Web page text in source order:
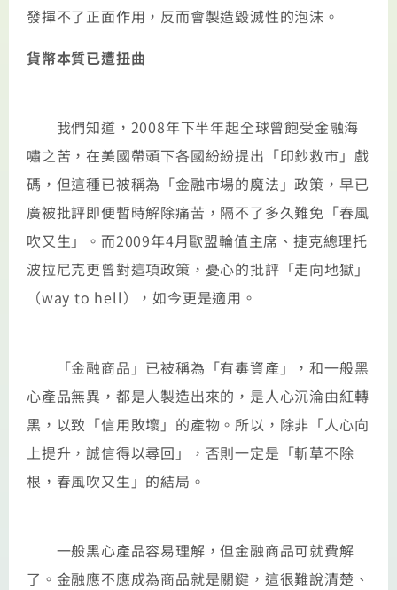
發揮不了正面作用，反而會製造毀滅性的泡沫。
貨幣本質已遭扭曲
我們知道，2008年下半年起全球曾飽受金融海
嘯之苦，在美國帶頭下各國紛紛提出「印鈔救市」戲
碼，但這種已被稱為「金融市場的魔法」政策，早已
廣被批評即便暫時解除痛苦，隔不了多久難免「春風
吹又生」。而2009年4月歐盟輪值主席、捷克總理托
波拉尼克更曾對這項政策，憂心的批評「走向地獄」
（way to hell），如今更是適用。
「金融商品」已被稱為「有毒資產」，和一般黑
心產品無異，都是人製造出來的，是人心沉淪由紅轉
黑，以致「信用敗壞」的產物。所以，除非「人心向
上提升，誠信得以尋回」，否則一定是「斬草不除
根，春風吹又生」的結局。
一般黑心產品容易理解，但金融商品可就費解
了。金融應不應成為商品就是關鍵，這很難說清楚、